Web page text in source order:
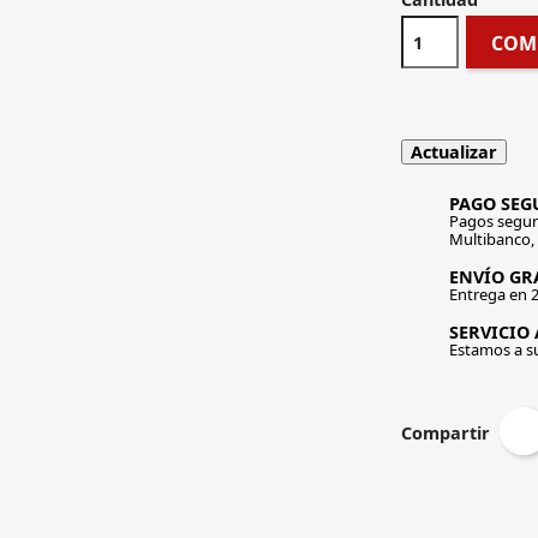
PAGO
Pagos
Multibanco,
ENVÍO
Entrega en
SERVICIO
Estamos a
Compartir